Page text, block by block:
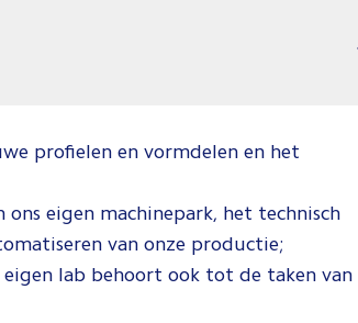
profielen en vormdelen en het
eigen machinepark, het technisch
van onze productie;
lab behoort ook tot de taken van